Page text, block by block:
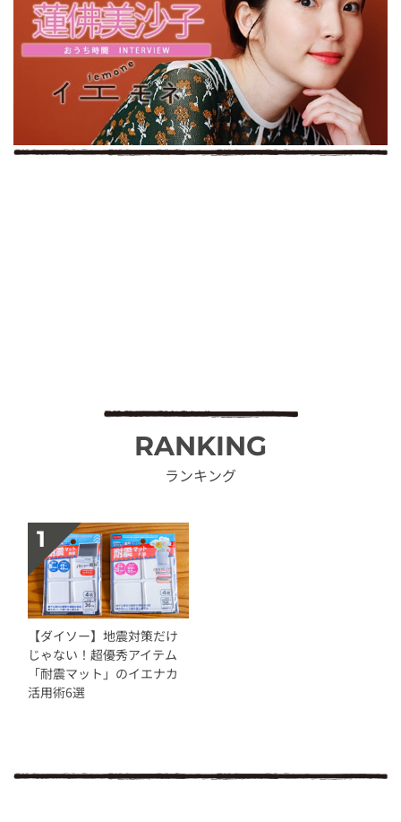
RANKING
ランキング
【ダイソー】地震対策だけ
じゃない！超優秀アイテム
「耐震マット」のイエナカ
活用術6選